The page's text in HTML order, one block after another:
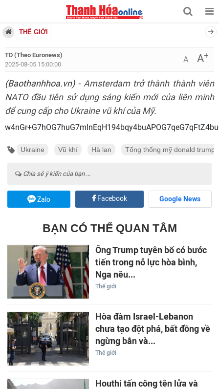
THẾ GIỚI
TD (Theo Euronews)
2025-08-05 15:00:00
A A+
(Baothanhhoa.vn)- Amsterdam trở thành thành viên
NATO đầu tiên sử dụng sáng kiến mới của liên minh
để cung cấp cho Ukraine vũ khí của Mỹ.
Ukraine Vũ khí Hà lan Tổng thống mỹ donald trump
Chia sẻ ý kiến của bạn ...
Zalo Facebook Google News
BẠN CÓ THỂ QUAN TÂM
Ông Trump tuyên bố có bước
tiến trong nỗ lực hòa bình,
Nga nêu...
Thế giới
Hòa đàm Israel-Lebanon
chưa tạo đột phá, bất đồng về
ngừng bắn và...
Thế giới
Houthi tấn công tên lửa và